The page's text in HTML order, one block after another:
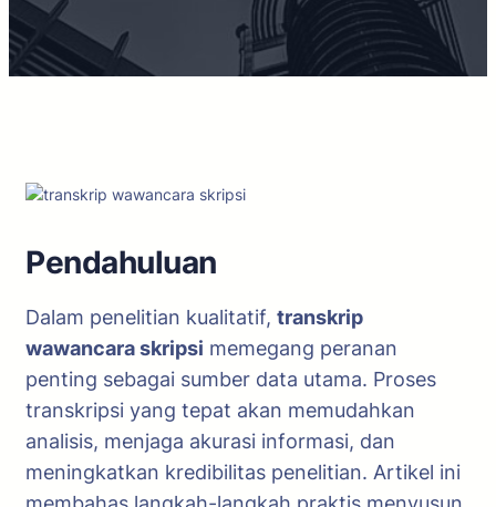
Pendahuluan
Dalam penelitian kualitatif, transkrip
wawancara skripsi memegang peranan
penting sebagai sumber data utama. Proses
transkripsi yang tepat akan memudahkan
analisis, menjaga akurasi informasi, dan
meningkatkan kredibilitas penelitian. Artikel ini